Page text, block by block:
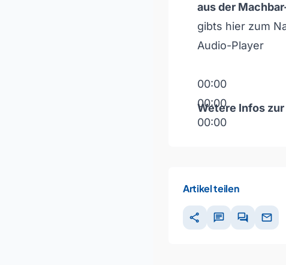
aus der
gibts hier zum
Audio-Player
00:00
00:00
00:00
Wetere Infos
Artikel teilen
share chat forum mail